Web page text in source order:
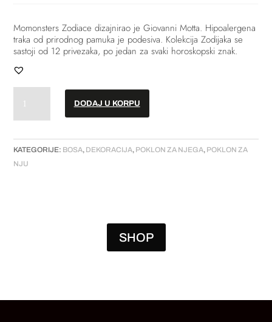
Momonsters Zodiace dizajnirao je Giovanni Motta. Hipoalergena
traka od prirodnog pamuka je podesiva. Kolekcija Zodijaka se
sastoji od 12 privezaka, po jedan za svaki horoskopski znak.
"Momonsters"
"Aquarius"
količina
DODAJ U KORPU
KATEGORIJE: BOSA, DEKORACIJA, POKLON ZA NJEGA, POKLON ZA
NJU
SHOP